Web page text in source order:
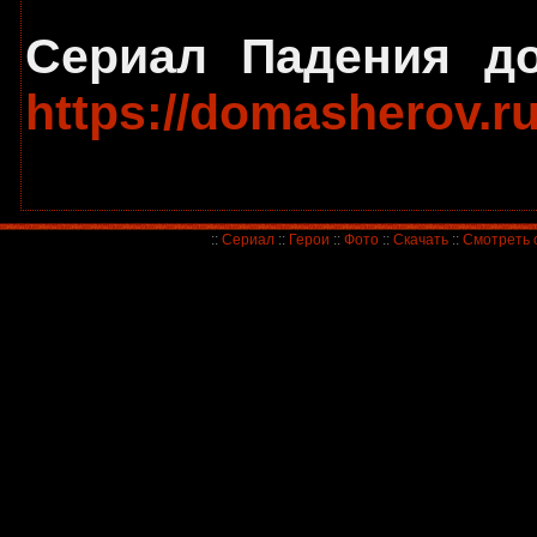
Сериал Падения
https://
:: Сериал :: Герои :: Фото :: Скачать :: Смотреть